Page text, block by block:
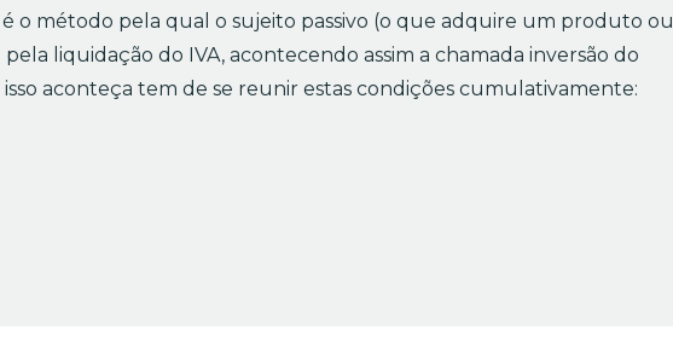
o método pela qual o sujeito passivo (o que adquire um produto ou
liquidação do IVA, acontecendo assim a chamada inversão do
isso aconteça tem de se reunir estas condições cumulativamente: